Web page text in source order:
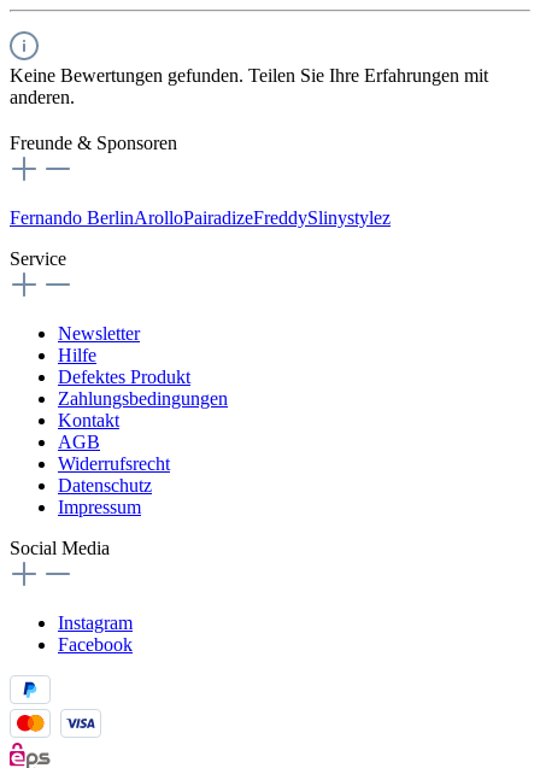
Keine Bewertungen gefunden. Teilen Sie Ihre Erfahrungen mit
anderen.
Freunde & Sponsoren
Fernando BerlinArolloPairadizeFreddySlinystylez
Service
Newsletter
Hilfe
Defektes Produkt
Zahlungsbedingungen
Kontakt
AGB
Widerrufsrecht
Datenschutz
Impressum
Social Media
Instagram
Facebook